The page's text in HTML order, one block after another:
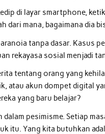
di layar smartphone,
dari mana, bagaimana dia
tanpa dasar. Kasus
rekayasa sosial menjadi
tentang orang yang
atau akun dompet digital
yang baru belajar?
pesimisme. Setiap
itu. Yang kita butuhkan